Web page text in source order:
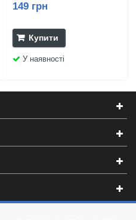
149 грн
Купити
У наявності